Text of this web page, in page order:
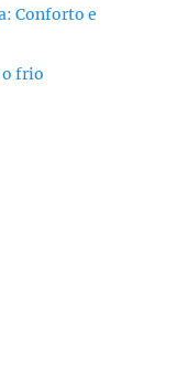
Conforto e
o frio